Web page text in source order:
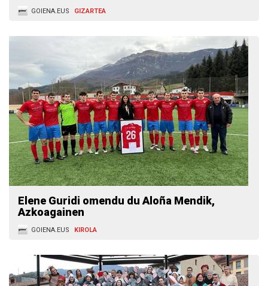
GOIENA.EUS GIZARTEA
Elene Guridi omendu du Aloña Mendik,
Azkoagainen
GOIENA.EUS KIROLA